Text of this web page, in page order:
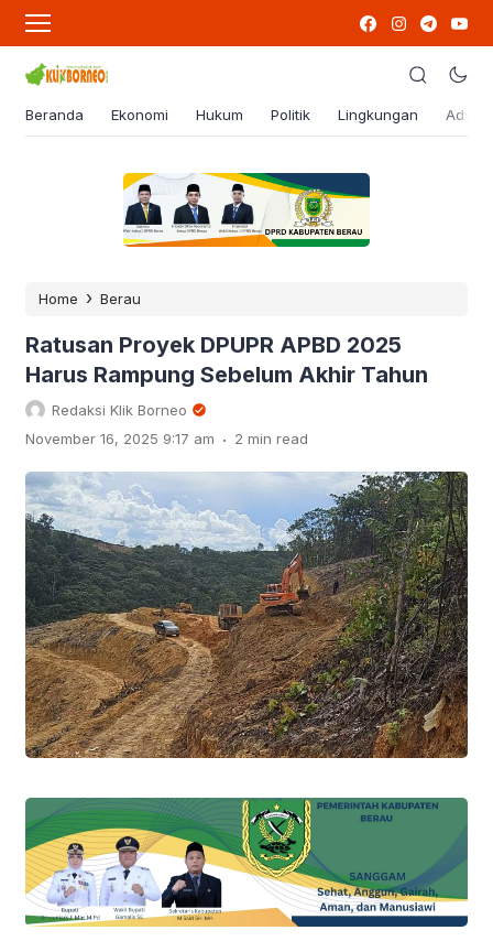
Beranda Ekonomi Hukum Politik Lingkungan
Home › Berau
Ratusan Proyek DPUPR APBD 2025
Harus Rampung Sebelum Akhir Tahun
Redaksi Klik Borneo
November 16, 2025 9:17 am . 2 min read